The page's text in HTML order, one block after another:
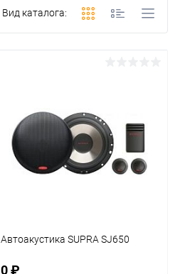
Вид каталога:
Автоакустика SUPRA SJ650
0 ₽